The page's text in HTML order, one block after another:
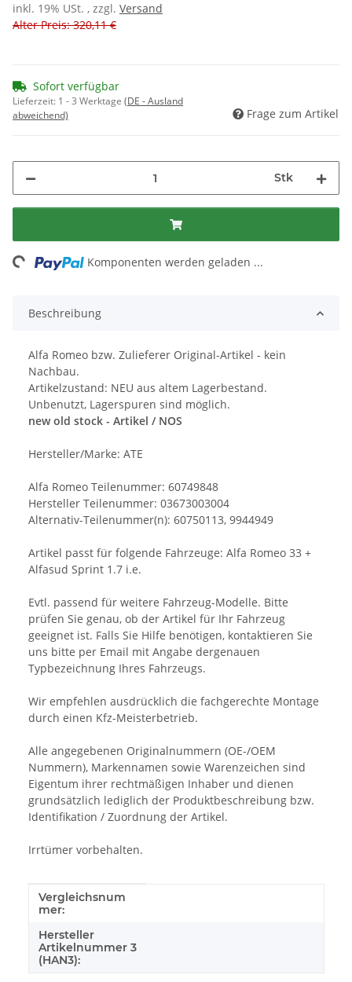
inkl. 19% USt. , zzgl. Versand
Alter Preis: 320,11 €
Sofort verfügbar
Lieferzeit: 1 - 3 Werktage (DE - Ausland
abweichend)
Frage zum Artikel
Stk
Komponenten werden geladen ...
Beschreibung
Alfa Romeo bzw. Zulieferer Original-Artikel - kein
Nachbau.
Artikelzustand: NEU aus altem Lagerbestand.
Unbenutzt, Lagerspuren sind möglich.
new old stock - Artikel / NOS
Hersteller/Marke: ATE
Alfa Romeo Teilenummer: 60749848
Hersteller Teilenummer: 03673003004
Alternativ-Teilenummer(n): 60750113, 9944949
Artikel passt für folgende Fahrzeuge: Alfa Romeo 33 +
Alfasud Sprint 1.7 i.e.
Evtl. passend für weitere Fahrzeug-Modelle. Bitte
prüfen Sie genau, ob der Artikel für Ihr Fahrzeug
geeignet ist. Falls Sie Hilfe benötigen, kontaktieren Sie
uns bitte per Email mit Angabe dergenauen
Typbezeichnung Ihres Fahrzeugs.
Wir empfehlen ausdrücklich die fachgerechte Montage
durch einen Kfz-Meisterbetrieb.
Alle angegebenen Originalnummern (OE-/OEM
Nummern), Markennamen sowie Warenzeichen sind
Eigentum ihrer rechtmäßigen Inhaber und dienen
grundsätzlich lediglich der Produktbeschreibung bzw.
Identifikation / Zuordnung der Artikel.
Irrtümer vorbehalten.
Produkteigenschaft
Wert
Vergleichsnum
mer:
Hersteller
Artikelnummer 3
(HAN3):